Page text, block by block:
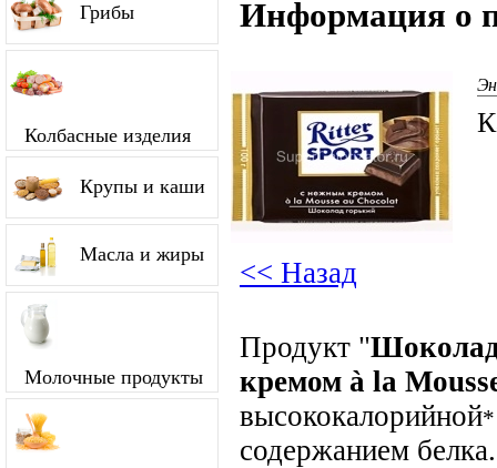
Грибы
Колбасные изделия
Крупы и каши
Масла и жиры
Молочные продукты
Информация о
<< Назад
Продукт "
кремом à la
высококалорийной*
содержанием белка.